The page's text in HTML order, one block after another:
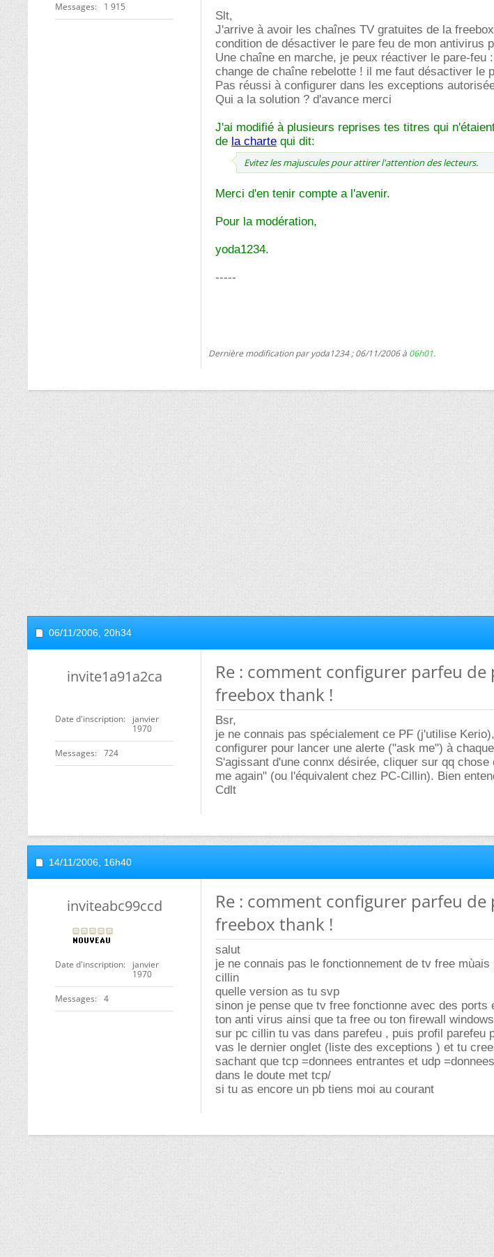
Messages 1 915
Slt,
J'arrive à avoir les chaînes TV gratuites de la
condition de désactiver le pare feu de mon antivirus
Une chaîne en marche, je peux réactiver le pare-feu
change de chaîne rebelotte ! il me faut désactiver le
Pas réussi à configurer dans les exceptions
Qui a la solution ? d'avance merci
J'ai modifié à plusieurs reprises tes titres qui
de la charte qui dit:
Evitez les majuscules pour attirer l'attention des lecteurs.
Merci d'en tenir compte a l'avenir.
Pour la modération,
yoda1234.
-----
Dernière modification par yoda1234 ; 06/11/2006 à 06h01.
06/11/2006, 20h34
invite1a91a2ca
Date d'inscription
janvier
1970
Messages 724
Re : comment configurer parfeu
freebox thank !
Bsr,
je ne connais pas spécialement ce PF (j'utilise
configurer pour lancer une alerte ("ask me") à
S'agissant d'une connx désirée, cliquer sur qq
me again" (ou l'équivalent chez PC-Cillin). Bien
Cdlt
14/11/2006, 16h40
inviteabc99ccd
Date d'inscription
janvier
1970
Messages 4
Re : comment configurer parfeu
freebox thank !
salut
je ne connais pas le fonctionnement de tv free
cillin
quelle version as tu svp
sinon je pense que tv free fonctionne avec des
ton anti virus ainsi que ta free ou ton firewall
sur pc cillin tu vas dans parefeu , puis profil parefeu
vas le dernier onglet (liste des exceptions ) et tu
sachant que tcp =donnees entrantes et udp
dans le doute met tcp/
si tu as encore un pb tiens moi au courant